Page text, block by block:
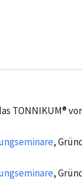
TONNIKUM®
,
,